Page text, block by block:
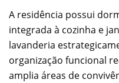
A residência possui
integrada à cozinha e
lavanderia
organização funcional
amplia áreas de